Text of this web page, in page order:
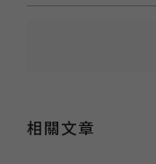
相關文章